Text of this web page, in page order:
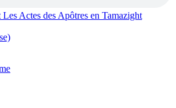
Actes des Apôtres en Tamazight